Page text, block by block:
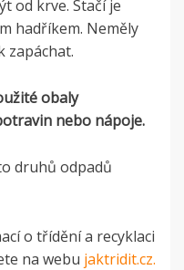
od krve. Stačí je
hadříkem. Neměly
zapáchat.
obaly
nebo nápoje.
druhů odpadů
o třídění a recyklaci
na webu jaktridit.cz.